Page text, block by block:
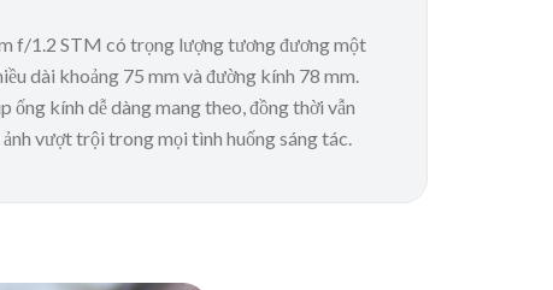
f/1.2 STM có trọng lượng tương đương một
dài khoảng 75 mm và đường kính 78 mm.
ống kính dễ dàng mang theo, đồng thời vẫn
vượt trội trong mọi tình huống sáng tác.